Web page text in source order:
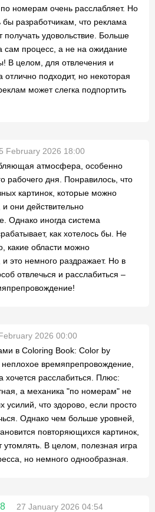
номерам очень расслабляет. Но
бы разработчикам, что реклама
получать удовольствие. Больше
сам процесс, а не на ожидание
В целом, для отвлечения и
отлично подходит, но некоторая
может слегка подпортить
5 February 2026 18:00
атмосфера, особенно
рабочего дня. Понравилось, что
картинок, которые можно
и они действительно
Однако иногда система
как хотелось бы. Не
какие области можно
и это немного раздражает. Но в
отвлечься и расслабиться –
2026 00:00
в Coloring Book: Color by
времяпрепровождение,
хочется расслабиться. Плюс:
а механика "по номерам" не
усилий, что здорово, если просто
Однако чем больше уровней,
повторяющихся картинок,
утомлять. В целом, полезная игра
но немного однообразная.
27 January 2026 04:54